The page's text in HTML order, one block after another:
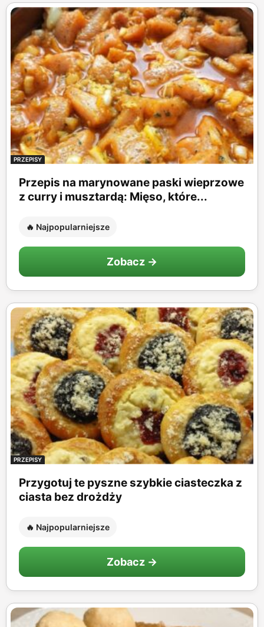
PRZEPISY
Przepis na marynowane paski wieprzowe
z curry i musztardą: Mięso, które...
🔥 Najpopularniejsze
Zobacz →
PRZEPISY
Przygotuj te pyszne szybkie ciasteczka z
ciasta bez drożdży
🔥 Najpopularniejsze
Zobacz →